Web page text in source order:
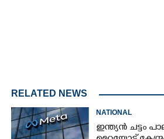
RELATED NEWS
NATIONAL
ഇന്ത്യൻ ചട്ടം